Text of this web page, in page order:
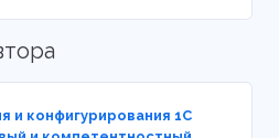
и конфигурирования 1С